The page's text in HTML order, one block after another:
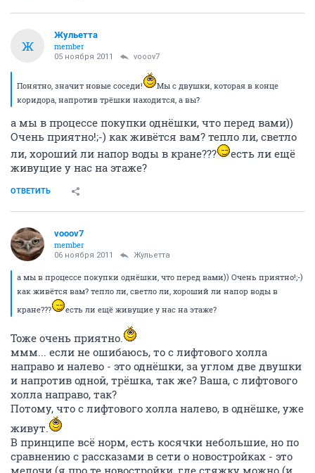
Ж
Жульетта
member
05 ноября 2011 vooov7
Понятно, значит новые соседи!
Мы с двушки, которая в конце
коридора, напротив трёшки находится, а вы?
а мы в процессе покупки однёшки, что перед вами))
Очень приятно!;-) как живётся вам? тепло ли, светло
ли, хороший ли напор воды в кране???
есть ли ещё
живущие у нас на этаже?
ОТВЕТИТЬ
vooov7
member
06 ноября 2011 Жульетта
а мы в процессе покупки однёшки, что перед вами)) Очень приятно!;-)
как живётся вам? тепло ли, светло ли, хороший ли напор воды в
кране???
есть ли ещё живущие у нас на этаже?
Тоже очень приятно.
ммм... если не ошибаюсь, то с лифтового холла
направо и налево - это однёшки, за углом две двушки
и напротив одной, трёшка, так же? Ваша, с лифтового
холла направо, так?
Потому, что с лифтового холла налево, в однёшке, уже
живут.
В принципе всё норм, есть косячки небольшие, но по
сравнению с рассказами в сети о новостройках - это
мелочи (я про те новостройки, где стяжку можно (и